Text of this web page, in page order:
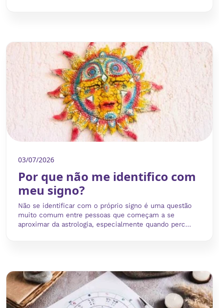
03/07/2026
Por que não me identifico com
meu signo?
Não se identificar com o próprio signo é uma questão
muito comum entre pessoas que começam a se
aproximar da astrologia, especialmente quando perc...